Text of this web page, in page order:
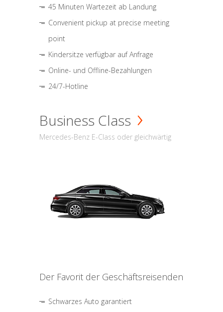
45 Minuten Wartezeit ab Landung
Convenient pickup at precise meeting
point
Kindersitze verfügbar auf Anfrage
Online- und Offline-Bezahlungen
24/7-Hotline
Business Class
Mercedes-Benz E-Class oder gleichwärtig
Der Favorit der Geschäftsreisenden
Schwarzes Auto garantiert